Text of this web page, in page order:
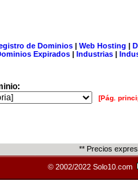
de Dominios| Web Hosting |
Expirados | Industrias |
[Pág.
** Precios
© 2002/2022 Solo10.com